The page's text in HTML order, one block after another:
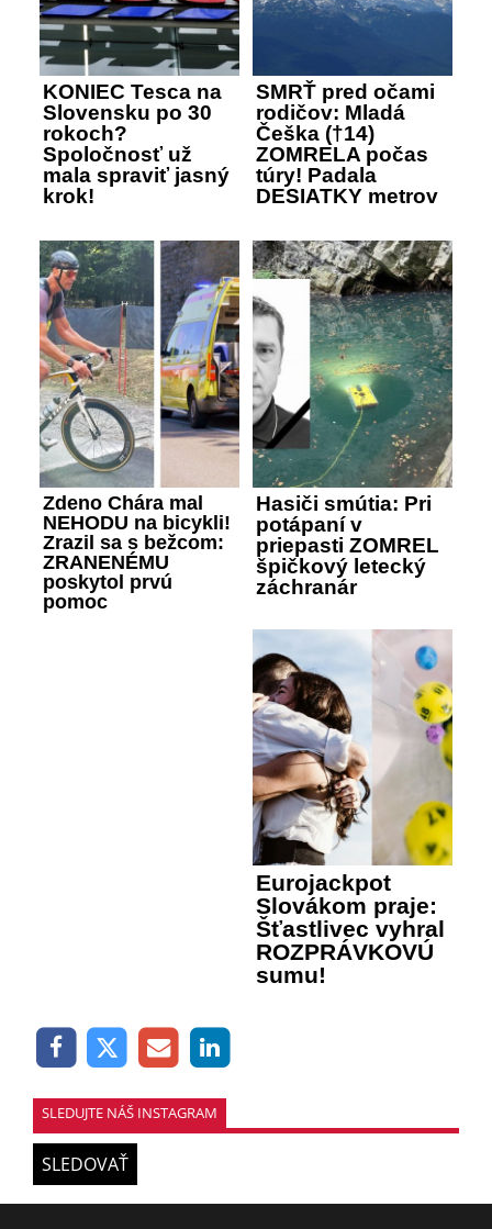
KONIEC Tesca na
Slovensku po 30
rokoch?
Spoločnosť už
mala spraviť jasný
krok!
SMRŤ pred očami
rodičov: Mladá
Češka (†14)
ZOMRELA počas
túry! Padala
DESIATKY metrov
Zdeno Chára mal
NEHODU na bicykli!
Zrazil sa s bežcom:
ZRANENÉMU
poskytol prvú
pomoc
Hasiči smútia: Pri
potápaní v
priepasti ZOMREL
špičkový letecký
záchranár
Eurojackpot
Slovákom praje:
Šťastlivec vyhral
ROZPRÁVKOVÚ
sumu!
SLEDUJTE NÁŠ INSTAGRAM
SLEDOVAŤ